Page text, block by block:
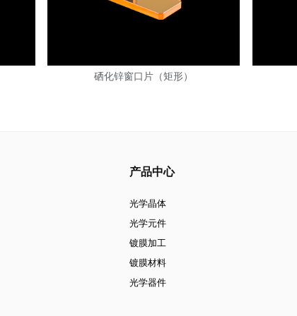
硒化锌窗口片（矩形）
产品中心
光学晶体
光学元件
镀膜加工
镀膜材料
光学器件